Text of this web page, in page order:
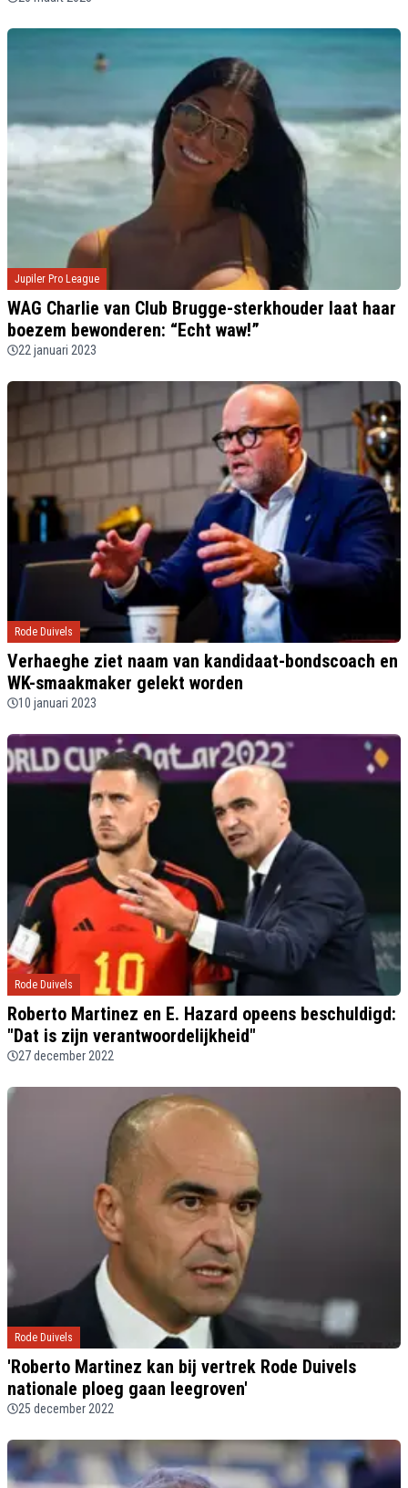
Jupiler Pro League
WAG Charlie van Club Brugge-sterkhouder laat haar
boezem bewonderen: “Echt waw!”
22 januari 2023
Rode Duivels
Verhaeghe ziet naam van kandidaat-bondscoach en
WK-smaakmaker gelekt worden
10 januari 2023
Rode Duivels
Roberto Martinez en E. Hazard opeens beschuldigd:
"Dat is zijn verantwoordelijkheid"
27 december 2022
Rode Duivels
'Roberto Martinez kan bij vertrek Rode Duivels
nationale ploeg gaan leegroven'
25 december 2022